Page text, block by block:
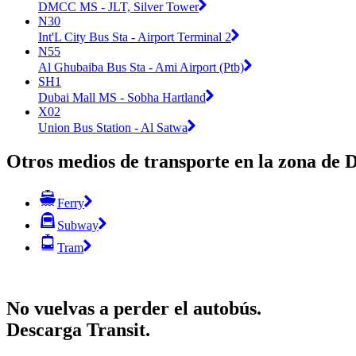
DMCC MS - JLT, Silver Tower
N30
Int'L City Bus Sta - Airport Terminal 2
N55
Al Ghubaiba Bus Sta - Ami Airport (Ptb)
SH1
Dubai Mall MS - Sobha Hartland
X02
Union Bus Station - Al Satwa
Otros medios de transporte en la zona de
Ferry
Subway
Tram
No vuelvas a perder el autobús.
Descarga Transit.